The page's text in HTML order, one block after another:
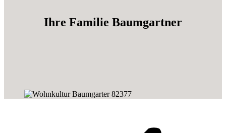
Ihre Familie Baumgartner